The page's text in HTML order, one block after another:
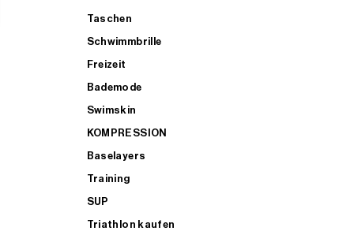
Taschen
Schwimmbrille
Freizeit
Bademode
Swimskin
KOMPRESSION
Baselayers
Training
SUP
Triathlon kaufen